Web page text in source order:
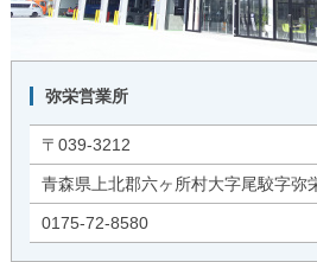
弥栄営業所
〒039-3212
青森県上北郡六ヶ所村大字尾駮字弥
0175-72-8580